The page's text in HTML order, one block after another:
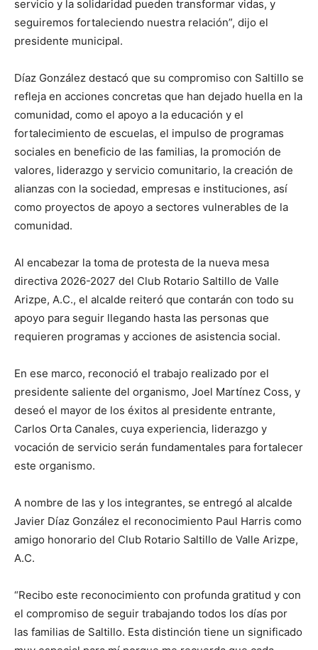
servicio y la solidaridad pueden transformar vidas, y
seguiremos fortaleciendo nuestra relación”, dijo el
presidente municipal.
Díaz González destacó que su compromiso con Saltillo se
refleja en acciones concretas que han dejado huella en la
comunidad, como el apoyo a la educación y el
fortalecimiento de escuelas, el impulso de programas
sociales en beneficio de las familias, la promoción de
valores, liderazgo y servicio comunitario, la creación de
alianzas con la sociedad, empresas e instituciones, así
como proyectos de apoyo a sectores vulnerables de la
comunidad.
Al encabezar la toma de protesta de la nueva mesa
directiva 2026-2027 del Club Rotario Saltillo de Valle
Arizpe, A.C., el alcalde reiteró que contarán con todo su
apoyo para seguir llegando hasta las personas que
requieren programas y acciones de asistencia social.
En ese marco, reconoció el trabajo realizado por el
presidente saliente del organismo, Joel Martínez Coss, y
deseó el mayor de los éxitos al presidente entrante,
Carlos Orta Canales, cuya experiencia, liderazgo y
vocación de servicio serán fundamentales para fortalecer
este organismo.
A nombre de las y los integrantes, se entregó al alcalde
Javier Díaz González el reconocimiento Paul Harris como
amigo honorario del Club Rotario Saltillo de Valle Arizpe,
A.C.
“Recibo este reconocimiento con profunda gratitud y con
el compromiso de seguir trabajando todos los días por
las familias de Saltillo. Esta distinción tiene un significado